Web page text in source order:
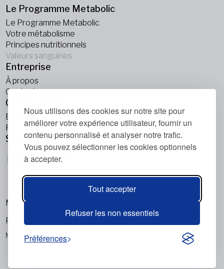
Nous utilisons des cookies sur notre site pour
améliorer votre expérience utilisateur, fournir un
contenu personnalisé et analyser notre trafic.
Vous pouvez sélectionner les cookies optionnels
à accepter.
Tout accepter
Refuser les non essentiels
Préférences
Le Programme Metabolic
Le Programme Metabolic
Votre métabolisme
Principes nutritionnels
Valeurs sanguines
Entreprise
À propos
Contactez-nous
Centre d’infos
Blogs
Podcasts
Suivez-nous
Metabolic Balance Global SA © 2026. Tous droits réservés.
Mentions légales
Politique de confidentialité